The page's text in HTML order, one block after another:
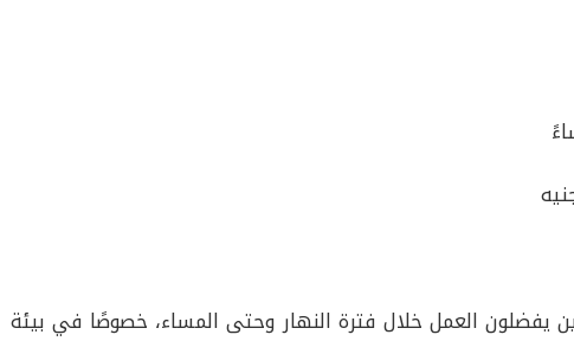
يفضلون العمل خلال فترة النهار وحتى المساء، خصوصًا في بيئة